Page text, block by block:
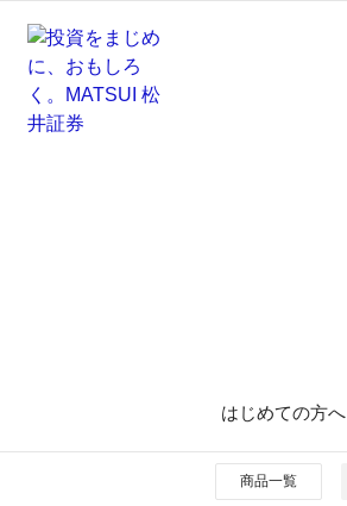
はじめての方へ
商品一覧